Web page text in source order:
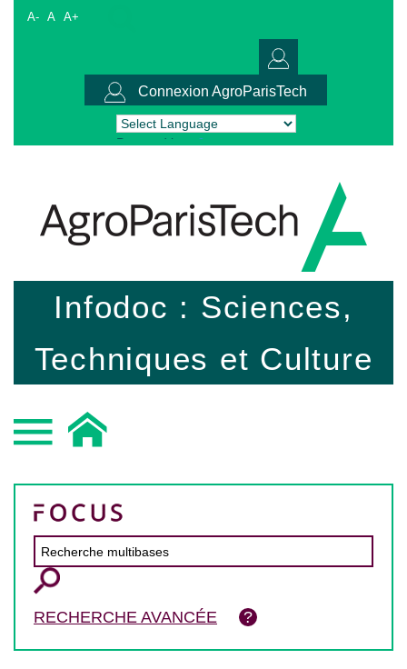
A- A A+
Connexion AgroParisTech
Powered by Translate
Infodoc : Sciences,
Techniques et Culture
RECHERCHE AVANCÉE